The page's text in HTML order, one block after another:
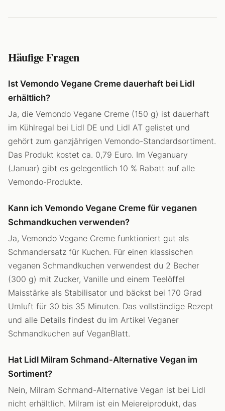
Häufige Fragen
Ist Vemondo Vegane Creme dauerhaft bei Lidl
erhältlich?
Ja, die Vemondo Vegane Creme (150 g) ist dauerhaft
im Kühlregal bei Lidl DE und Lidl AT gelistet und
gehört zum ganzjährigen Vemondo-Standardsortiment.
Das Produkt kostet ca. 0,79 Euro. Im Veganuary
(Januar) gibt es gelegentlich 10 % Rabatt auf alle
Vemondo-Produkte.
Kann ich Vemondo Vegane Creme für veganen
Schmandkuchen verwenden?
Ja, Vemondo Vegane Creme funktioniert gut als
Schmandersatz für Kuchen. Für einen klassischen
veganen Schmandkuchen verwendest du 2 Becher
(300 g) mit Zucker, Vanille und einem Teelöffel
Maisstärke als Stabilisator und bäckst bei 170 Grad
Umluft für 30 bis 35 Minuten. Das vollständige Rezept
und alle Details findest du im Artikel Veganer
Schmandkuchen auf VeganBlatt.
Hat Lidl Milram Schmand-Alternative Vegan im
Sortiment?
Nein, Milram Schmand-Alternative Vegan ist bei Lidl
nicht erhältlich. Milram ist ein Meiereiprodukt, das